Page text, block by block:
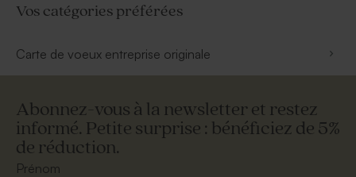
Vos catégories préférées
Carte de voeux entreprise originale
Abonnez-vous à la newsletter et restez
informé. Petite surprise : bénéficiez de 5%
de réduction.
Prénom